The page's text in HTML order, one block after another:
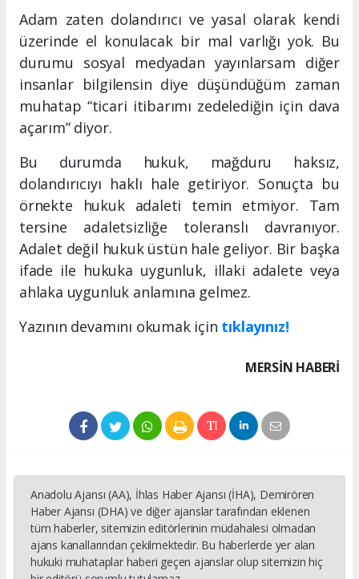
Adam zaten dolandırıcı ve yasal olarak kendi
üzerinde el konulacak bir mal varlığı yok. Bu
durumu sosyal medyadan yayınlarsam diğer
insanlar bilgilensin diye düşündüğüm zaman
muhatap “ticari itibarımı zedelediğin için dava
açarım” diyor.
Bu durumda hukuk, mağduru haksız,
dolandırıcıyı haklı hale getiriyor. Sonuçta bu
örnekte hukuk adaleti temin etmiyor. Tam
tersine adaletsizliğe toleranslı davranıyor.
Adalet değil hukuk üstün hale geliyor. Bir başka
ifade ile hukuka uygunluk, illaki adalete veya
ahlaka uygunluk anlamına gelmez.
Yazının devamını okumak için tıklayınız!
MERSIN HABERİ
Anadolu Ajansı (AA), İhlas Haber Ajansı (İHA), Demirören
Haber Ajansı (DHA) ve diğer ajanslar tarafından eklenen
tüm haberler, sitemizin editörlerinin müdahalesi olmadan
ajans kanallarından çekilmektedir. Bu haberlerde yer alan
hukuki muhataplar haberi geçen ajanslar olup sitemizin hiç